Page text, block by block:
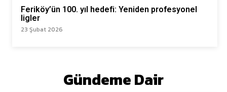
Feriköy’ün 100. yıl hedefi: Yeniden profesyonel
ligler
23 Şubat 2026
Gündeme Dair